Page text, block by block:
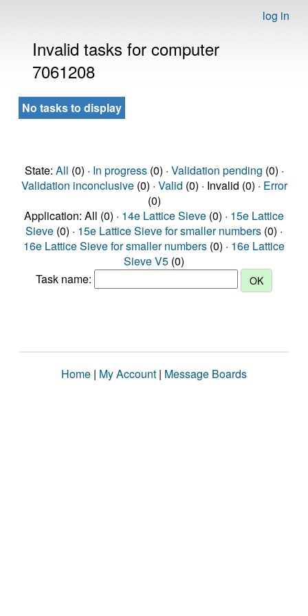
log in
Invalid tasks for computer
7061208
No tasks to display
State: All (0) · In progress(0) · Validation pending (0) ·
Validation inconclusive(0) · Valid (0) · Invalid (0) · Error
(0)
Application: All (0) · 14e Lattice Sieve (0) · 15e Lattice
Sieve (0) · 15e Lattice Sieve for smaller numbers (0) ·
16e Lattice Sieve for smaller numbers (0) · 16e Lattice
Sieve V5 (0)
Task name:
Home | My Account | Message Boards